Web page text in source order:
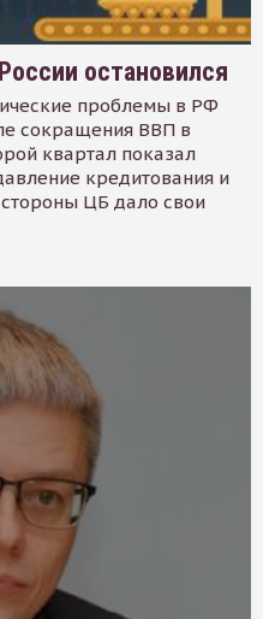
остановился
проблемы в РФ
сокращения ВВП в
квартал показал
кредитования и
стороны ЦБ дало свои